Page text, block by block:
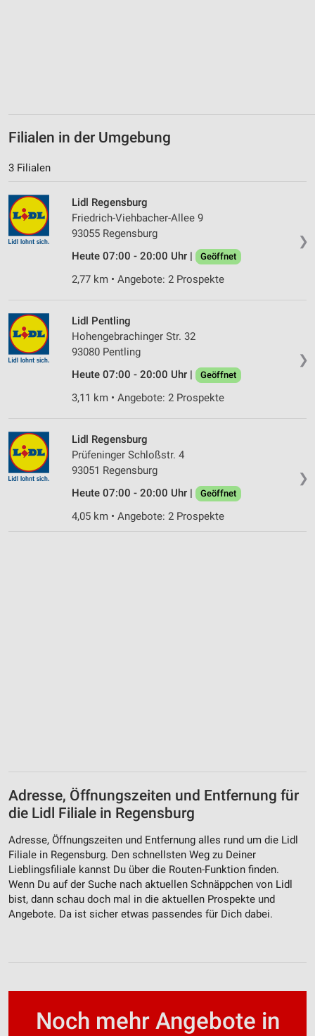
Filialen in der Umgebung
3 Filialen
❯
Lidl Regensburg
Friedrich-Viehbacher-Allee 9
93055 Regensburg
Heute 07:00 - 20:00 Uhr |
Geöffnet
2,77 km • Angebote: 2 Prospekte
❯
Lidl Pentling
Hohengebrachinger Str. 32
93080 Pentling
Heute 07:00 - 20:00 Uhr |
Geöffnet
3,11 km • Angebote: 2 Prospekte
❯
Lidl Regensburg
Prüfeninger Schloßstr. 4
93051 Regensburg
Heute 07:00 - 20:00 Uhr |
Geöffnet
4,05 km • Angebote: 2 Prospekte
Adresse, Öffnungszeiten und Entfernung für
die Lidl Filiale in Regensburg
Adresse, Öffnungszeiten und Entfernung alles rund um die Lidl
Filiale in Regensburg. Den schnellsten Weg zu Deiner
Lieblingsfiliale kannst Du über die Routen-Funktion finden.
Wenn Du auf der Suche nach aktuellen Schnäppchen von Lidl
bist, dann schau doch mal in die aktuellen Prospekte und
Angebote. Da ist sicher etwas passendes für Dich dabei.
Noch mehr Angebote in